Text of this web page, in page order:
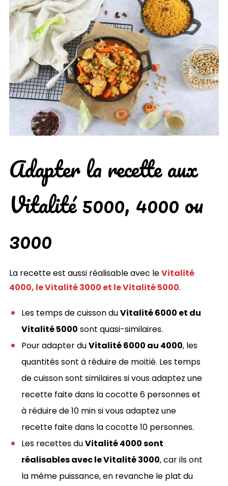
Adapter la recette aux
Vitalité 5000, 4000 ou
3000
La recette est aussi réalisable avec leVitalité
4000, le Vitalité 3000 et le Vitalité 5000.
Les temps de cuisson duVitalité 6000 et du
Vitalité 5000 sont quasi-similaires.
Pour adapter duVitalité 6000 au 4000, les
quantités sont à réduire de moitié. Les temps
de cuisson sont similaires si vous adaptez une
recette faite dans la cocotte 6 personnes et
à réduire de 10 min si vous adaptez une
recette faite dans la cocotte 10 personnes.
Les recettes duVitalité 4000 sont
réalisables avec le Vitalité 3000, car ils ont
la même puissance, en revanche le plat du